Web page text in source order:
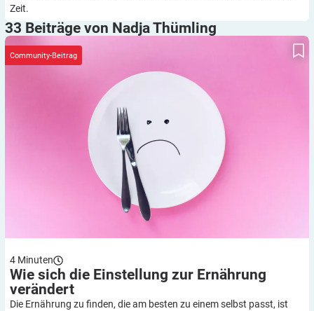
Zeit.
33 Beiträge von NadjaThümling
Community-Beitrag
4 Minuten
Wie sich die Einstellung zur Ernährung
verändert
Die Ernährung zu finden, die am besten zu einem selbst passt, ist